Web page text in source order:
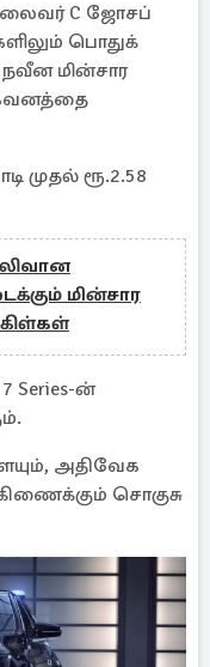
C ஜோசப்
பொதுக்
மின்சார
முதல் ரூ.2.58
மின்சார
Series-ன்
அதிவேக
சொகுசு